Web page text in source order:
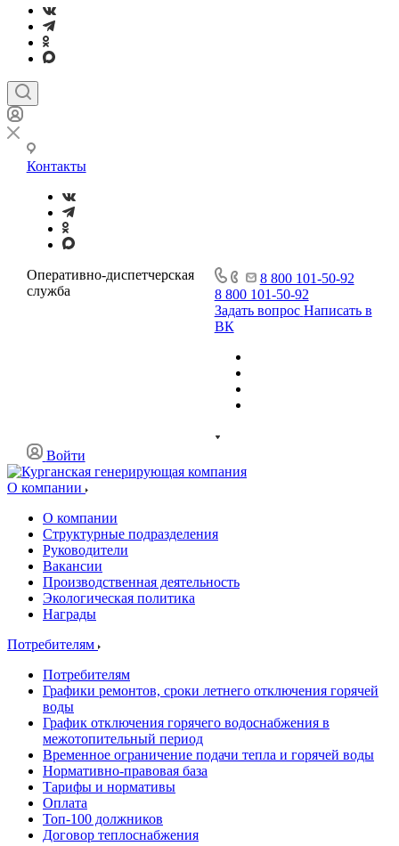
Контакты
Оперативно-диспетчерская
служба
8 800 101-50-92
8 800 101-50-92
Задать вопрос Написать в
ВК
Войти
О компании
О компании
Структурные подразделения
Руководители
Вакансии
Производственная деятельность
Экологическая политика
Награды
Потребителям
Потребителям
Графики ремонтов, сроки летнего отключения горячей
воды
График отключения горячего водоснабжения в
межотопительный период
Временное ограничение подачи тепла и горячей воды
Нормативно-правовая база
Тарифы и нормативы
Оплата
Топ-100 должников
Договор теплоснабжения